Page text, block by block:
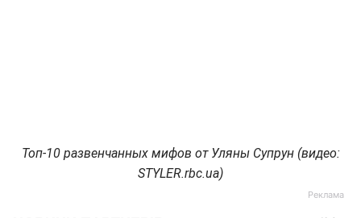
Топ-10 развенчанных мифов от Уляны Супрун (видео:
STYLER.rbc.ua)